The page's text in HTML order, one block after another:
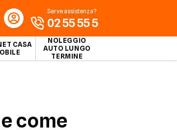
CASA
NOLEGGIO
AUTO LUNGO
TERMINE
Serve assistenza?
02 55 55 5
come